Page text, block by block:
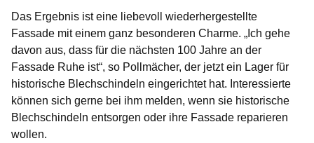
Das Ergebnis ist eine liebevoll wiederhergestellte
Fassade mit einem ganz besonderen Charme. „Ich gehe
davon aus, dass für die nächsten 100 Jahre an der
Fassade Ruhe ist“, so Pollmächer, der jetzt ein Lager für
historische Blechschindeln eingerichtet hat. Interessierte
können sich gerne bei ihm melden, wenn sie historische
Blechschindeln entsorgen oder ihre Fassade reparieren
wollen.